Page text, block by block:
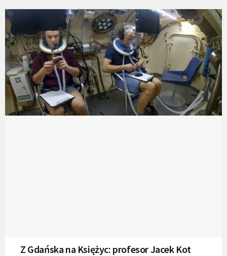
Z Gdańska na Księżyc: profesor Jacek Kot